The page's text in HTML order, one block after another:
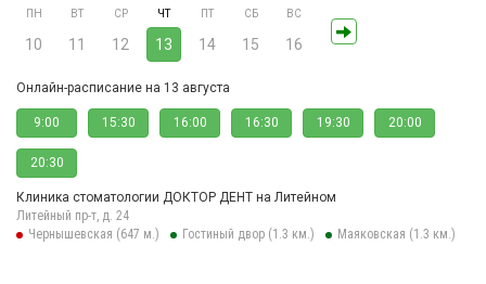
ПН
10
ВТ
11
СР
12
ЧТ
13
ПТ
14
СБ
15
ВС
16
Онлайн-расписание на 13 августа
9:00 15:30 16:00 16:30 19:30 20:00
20:30
Клиника стоматологии ДОКТОР ДЕНТ на Литейном
Литейный пр-т, д. 24
Чернышевская (647 м.)
Гостиный двор (1.3 км.) Маяковская (1.3 км.)